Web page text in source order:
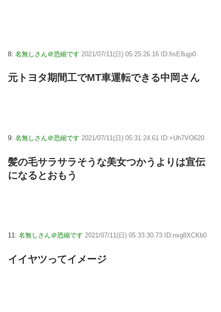
8: 名無しさん＠恐縮です 2021/07/11(日) 05:25:26.16 ID:fisE8ujp0
元トヨタ期間工でMT車運転できる中岡さん
9: 名無しさん＠恐縮です 2021/07/11(日) 05:31:24.61 ID:+Uh7VO620
髪の毛サラサラそうな美女つかうよりは宣伝
になるとおもう
11: 名無しさん＠恐縮です 2021/07/11(日) 05:33:30.73 ID:nxg8XCKb0
イイヤツってイメージ